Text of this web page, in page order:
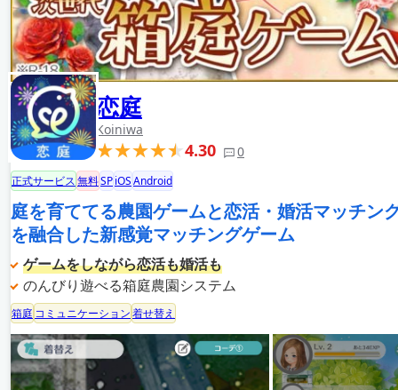
恋庭
Koiniwa
4.30 0
正式サービス無料SPiOSAndroid
庭を育ててる農園ゲームと恋活・婚活マッチン
を融合した新感覚マッチングゲーム
ゲームをしながら恋活も婚活も
のんびり遊べる箱庭農園システム
箱庭 コミュニケーション着せ替え